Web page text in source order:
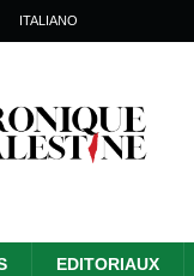
ITALIANO
EDITORIAUX